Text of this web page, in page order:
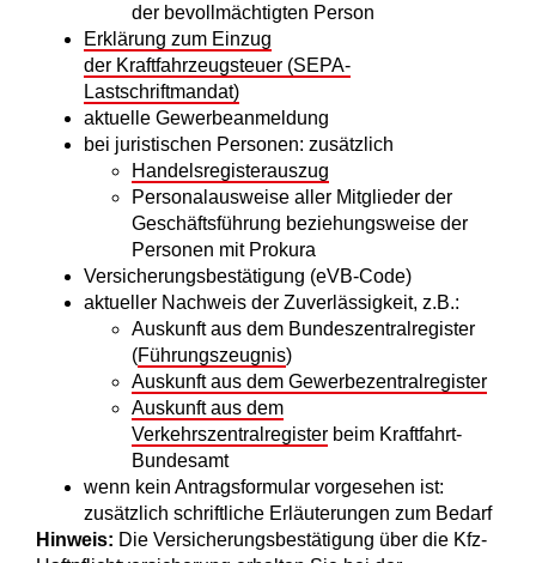
der bevollmächtigten Person
Erklärung zum Einzug
der Kraftfahrzeugsteuer (SEPA-
Lastschriftmandat)
aktuelle Gewerbeanmeldung
bei juristischen Personen: zusätzlich
Handelsregisterauszug
Personalausweise aller Mitglieder der
Geschäftsführung beziehungsweise der
Personen mit Prokura
Versicherungsbestätigung (eVB-Code)
aktueller Nachweis der Zuverlässigkeit, z.B.:
Auskunft aus dem Bundeszentralregister
(Führungszeugnis)
Auskunft aus dem Gewerbezentralregister
Auskunft aus dem
Verkehrszentralregister beim Kraftfahrt-
Bundesamt
wenn kein Antragsformular vorgesehen ist:
zusätzlich schriftliche Erläuterungen zum Bedarf
Hinweis: Die Versicherungsbestätigung über die Kfz-